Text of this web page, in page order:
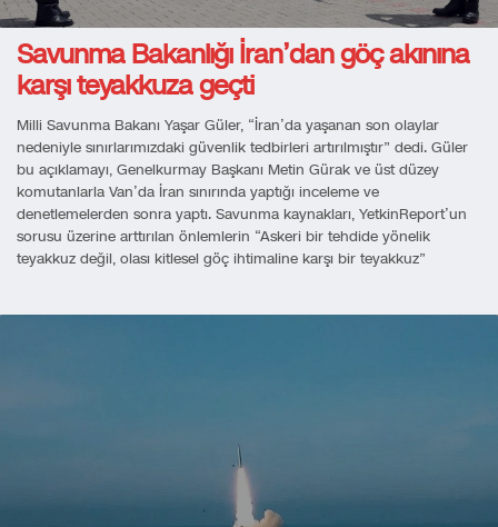
Savunma Bakanlığı İran’dan göç akınına
karşı teyakkuza geçti
Milli Savunma Bakanı Yaşar Güler, “İran’da yaşanan son olaylar
nedeniyle sınırlarımızdaki güvenlik tedbirleri artırılmıştır” dedi. Güler
bu açıklamayı, Genelkurmay Başkanı Metin Gürak ve üst düzey
komutanlarla Van’da İran sınırında yaptığı inceleme ve
denetlemelerden sonra yaptı. Savunma kaynakları, YetkinReport’un
sorusu üzerine arttırılan önlemlerin “Askeri bir tehdide yönelik
teyakkuz değil, olası kitlesel göç ihtimaline karşı bir teyakkuz”